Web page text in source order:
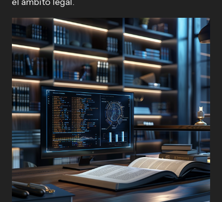
el ámbito legal.